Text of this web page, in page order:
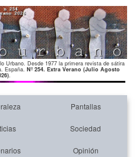
Urbano. Desde 1977 la primera revista de sátira
España. Nº 254. Extra Verano (Julio Agosto
.
Pantallas
Sociedad
Opinión